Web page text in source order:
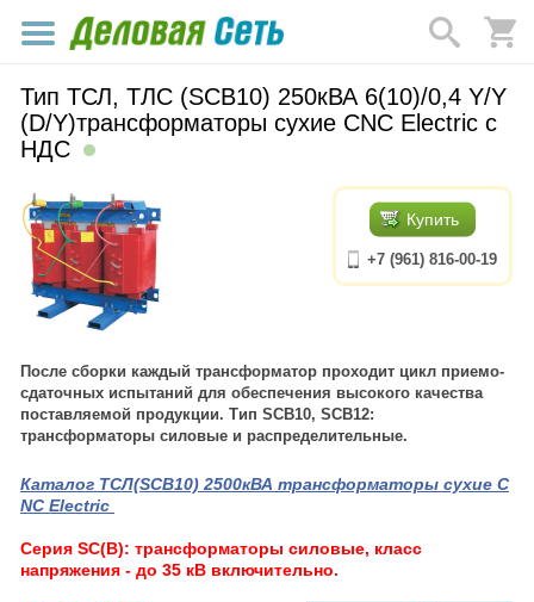
Тип ТСЛ, ТЛС (SCB10) 250кВА 6(10)/0,4 Y/Y
(D/Y)трансформаторы сухие CNC Electric с
НДС
Купить
+7 (961) 816-00-19
После сборки каждый трансформатор проходит цикл приемо-
сдаточных испытаний для обеспечения высокого качества
поставляемой продукции. Тип SCB10, SCB12:
трансформаторы силовые и распределительные.
Каталог ТСЛ(SCB10) 2500кВА трансформаторы сухие C
NC Electric
Серия SC(B): трансформаторы силовые, класс
напряжения - до 35 кВ включительно.